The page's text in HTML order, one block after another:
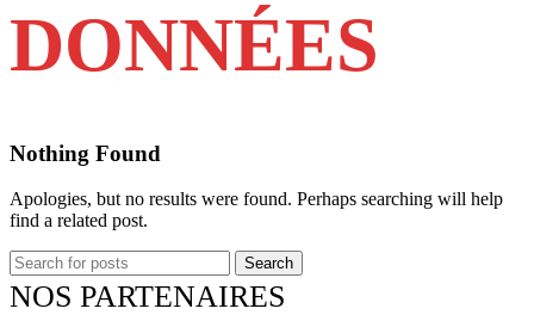
DONNÉES
Nothing Found
Apologies, but no results were found. Perhaps searching will help
find a related post.
Search
NOS PARTENAIRES